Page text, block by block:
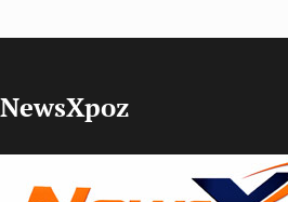
NewsXpoz